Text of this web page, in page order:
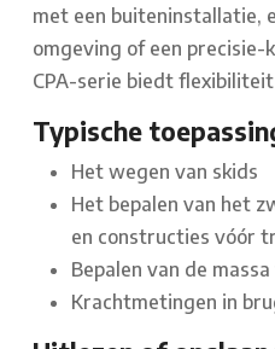
met een buiteninstallatie,
omgeving of een
CPA-serie biedt
Typische
Het wegen van skids
Het bepalen van het
en constructies vóór
Bepalen van de
Krachtmetingen in